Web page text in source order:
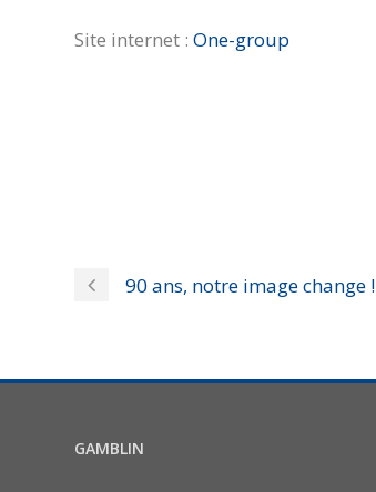
Site internet : One-group
90 ans, notre image change !
GAMBLIN